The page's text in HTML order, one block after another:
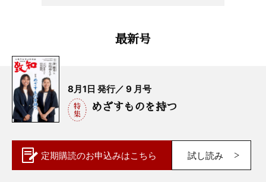
最新号
8月1日 発行／ 9 月号
めざすものを持つ
定期購読のお申込みはこちら 試し読み